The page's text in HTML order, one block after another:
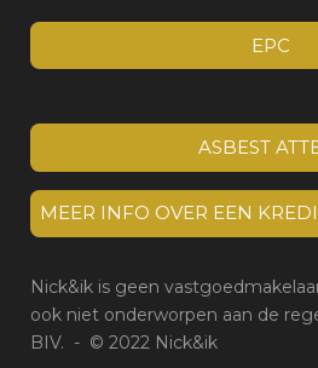
EPC
ASBEST
MEER INFO OVER EEN
Nick&ik is geen
ook niet onderworpen aan de
BIV. - © 2022 Nick&ik